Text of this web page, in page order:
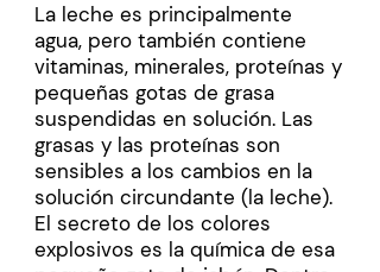
La leche es principalmente
agua, pero también contiene
vitaminas, minerales, proteínas y
pequeñas gotas de grasa
suspendidas en solución. Las
grasas y las proteínas son
sensibles a los cambios en la
solución circundante (la leche).
El secreto de los colores
explosivos es la química de esa